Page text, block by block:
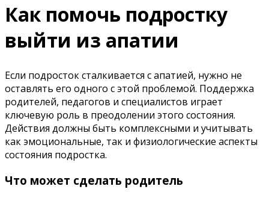
Как помочь подростку
выйти из апатии
Если подросток сталкивается с апатией, нужно не
оставлять его одного с этой проблемой. Поддержка
родителей, педагогов и специалистов играет
ключевую роль в преодолении этого состояния.
Действия должны быть комплексными и учитывать
как эмоциональные, так и физиологические аспекты
состояния подростка.
Что может сделать родитель